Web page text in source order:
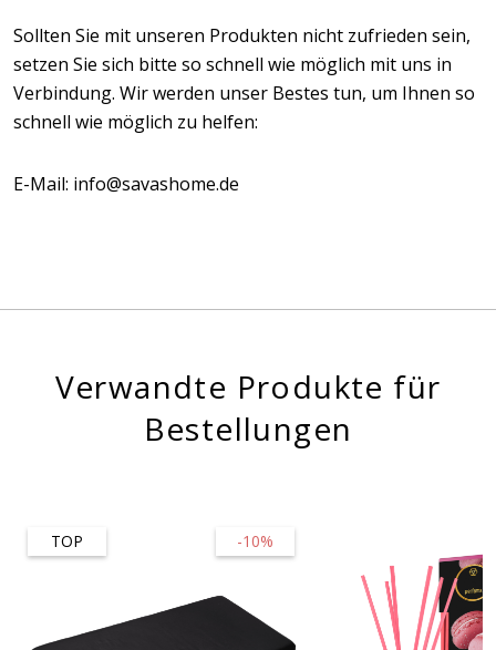
Sollten Sie mit unseren Produkten nicht zufrieden sein,
setzen Sie sich bitte so schnell wie möglich mit uns in
Verbindung. Wir werden unser Bestes tun, um Ihnen so
schnell wie möglich zu helfen:
E-Mail: info@savashome.de
Verwandte Produkte für
Bestellungen
-10%
TOP